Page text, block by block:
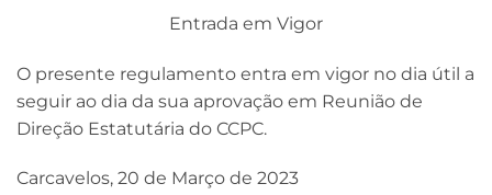
Entrada em Vigor
O presente regulamento entra em vigor no dia útil a
seguir ao dia da sua aprovação em Reunião de
Direção Estatutária do CCPC.
Carcavelos, 20 de Março de 2023